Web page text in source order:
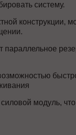
систему.
модуль,